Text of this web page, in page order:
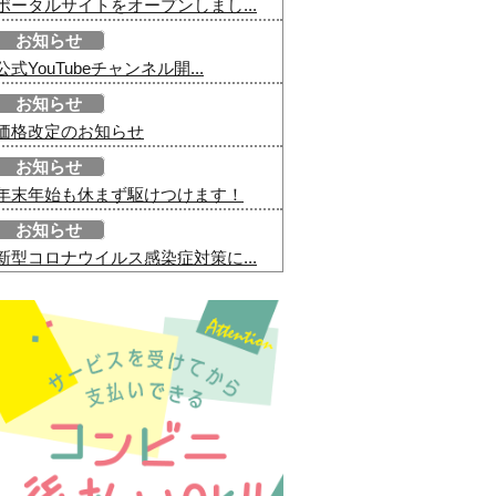
ータルサイトをオープンしまし...
お知らせ
式YouTubeチャンネル開...
お知らせ
格改定のお知らせ
お知らせ
末年始も休まず駆けつけます！
お知らせ
型コロナウイルス感染症対策に...